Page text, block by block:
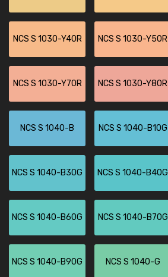
NCS S 1030-Y40R NCS S 1030-Y50R
NCS S 1030-Y70R NCS S 1030-Y80R
NCS S 1040-B NCS S 1040-B10G
NCS S 1040-B30G NCS S 1040-B40G
NCS S 1040-B60G NCS S 1040-B70G
NCS S 1040-B90G NCS S 1040-G